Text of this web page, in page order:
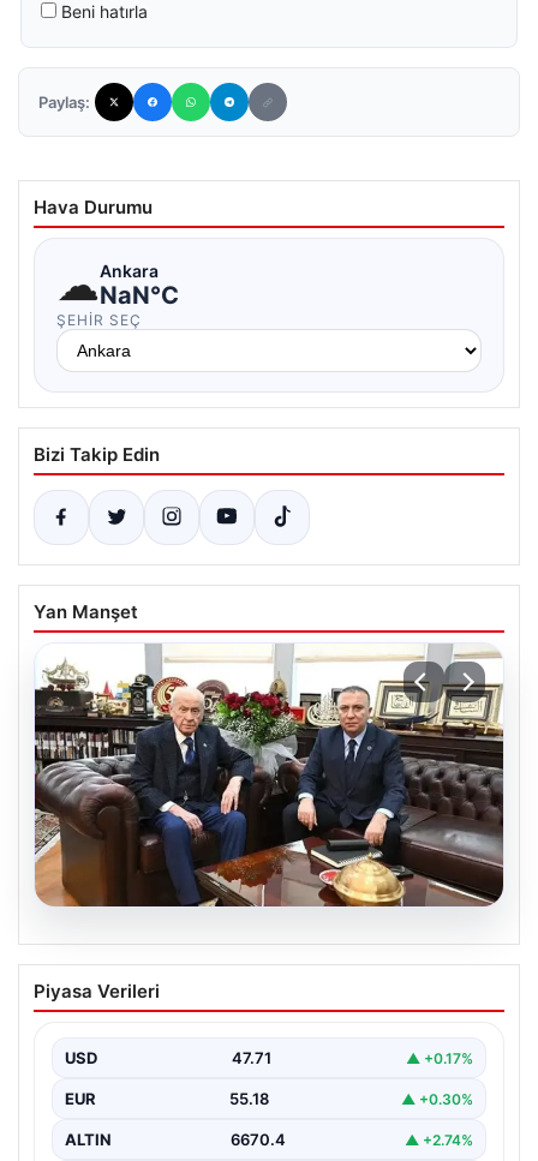
Beni hatırla
Paylaş:
Hava Durumu
☁Ankara
NaN°C
ŞEHIR SEÇ
Bizi Takip Edin
Yan Manşet
06.08.2026
‘Çerçeve Yasa’ya imza atmayan tek
MHP’li vekilden çarpıcı paylaşım
Piyasa Verileri
USD 47.71 ▲ +0.17%
EUR 55.18 ▲ +0.30%
ALTIN 6670.4 ▲ +2.74%